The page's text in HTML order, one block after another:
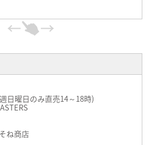
日曜日のみ直売14～18時)
ね商店